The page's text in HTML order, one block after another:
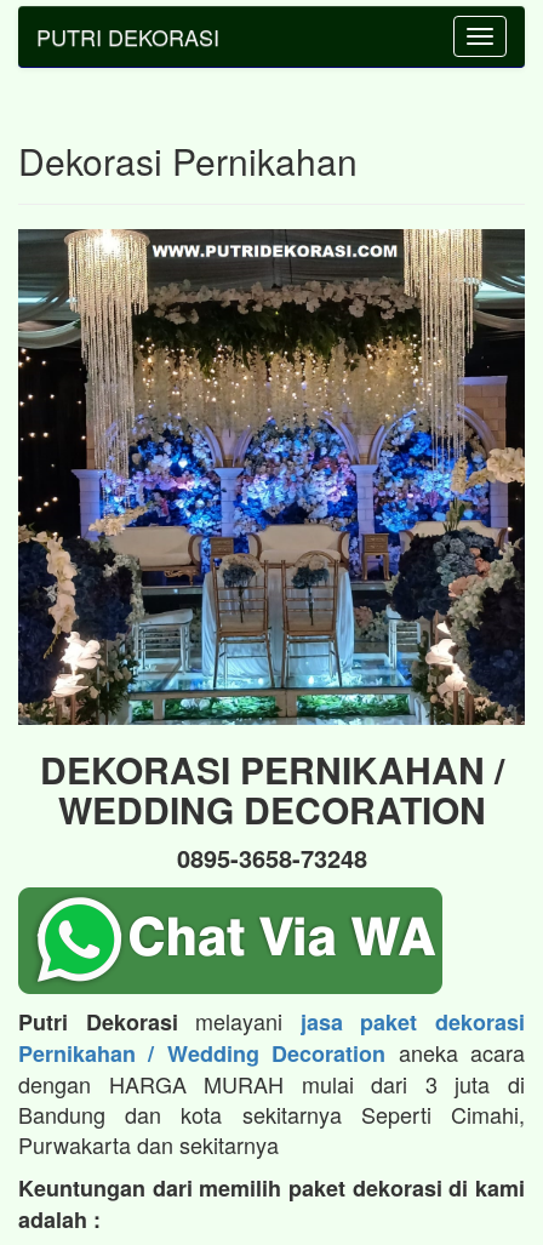
Toggle
PUTRI DEKORASI
Dekorasi Pernikahan
DEKORASI PERNIKAHAN /
WEDDING DECORATION
0895-3658-73248
Putri Dekorasi melayani jasa paket dekorasi
Pernikahan / Wedding Decoration aneka acara
dengan HARGA MURAH mulai dari 3 juta di
Bandung dan kota sekitarnya Seperti Cimahi,
Purwakarta dan sekitarnya
Keuntungan dari memilih paket dekorasi di kami
adalah :